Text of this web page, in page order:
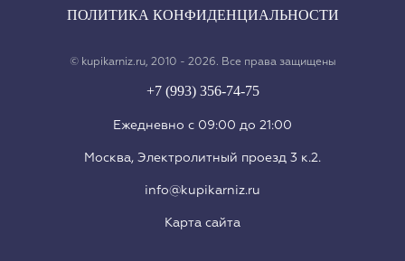
ПОЛИТИКА КОНФИДЕНЦИАЛЬНОСТИ
© kupikarniz.ru, 2010 - 2026. Все права защищены
+7 (993) 356-74-75
Eжедневно с 09:00 до 21:00
Москва, Электролитный проезд 3 к.2.
info@kupikarniz.ru
Карта сайта